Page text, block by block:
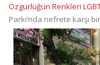
Özgürlüğün Renkleri
Parkı’nda nefrete karşı